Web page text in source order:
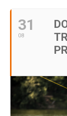
SPORT
GASTRO
PRO FIRMY
31
08